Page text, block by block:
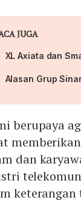
JUGA
XL Axiata dan
Alasan Grup
berupaya
dan